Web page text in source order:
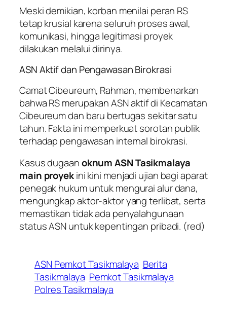
Meski demikian, korban menilai peran RS
tetap krusial karena seluruh proses awal,
komunikasi, hingga legitimasi proyek
dilakukan melalui dirinya.
ASN Aktif dan Pengawasan Birokrasi
Camat Cibeureum, Rahman, membenarkan
bahwa RS merupakan ASN aktif di Kecamatan
Cibeureum dan baru bertugas sekitar satu
tahun. Fakta ini memperkuat sorotan publik
terhadap pengawasan internal birokrasi.
Kasus dugaanoknum ASN Tasikmalaya
main proyekini kini menjadi ujian bagi aparat
penegak hukum untuk mengurai alur dana,
mengungkap aktor-aktor yang terlibat, serta
memastikan tidak ada penyalahgunaan
status ASN untuk kepentingan pribadi. (red)
ASN Pemkot Tasikmalaya Berita
Tasikmalaya Pemkot Tasikmalaya
Polres Tasikmalaya